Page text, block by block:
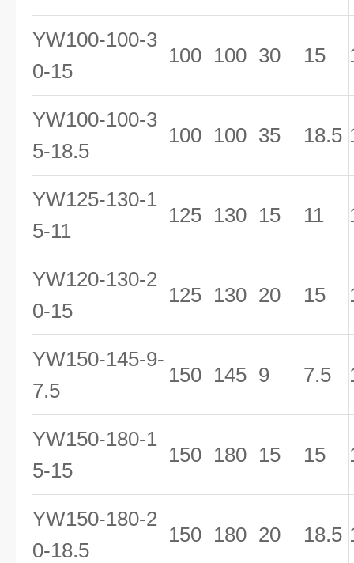
YW100-100-3
0-15
100 100 30 15
YW100-100-3
5-18.5
100 100 35 18.5
YW125-130-1
5-11
125 130 15 11
YW120-130-2
0-15
125 130 20 15
YW150-145-9-
7.5
150 145 9 7.5
YW150-180-1
5-15
150 180 15 15
YW150-180-2
0-18.5
150 180 20 18.5